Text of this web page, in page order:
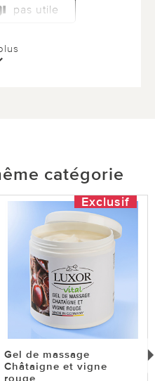
pas utile
catégorie
Exclusif
Gel de massage
Châtaigne et vigne
rouge